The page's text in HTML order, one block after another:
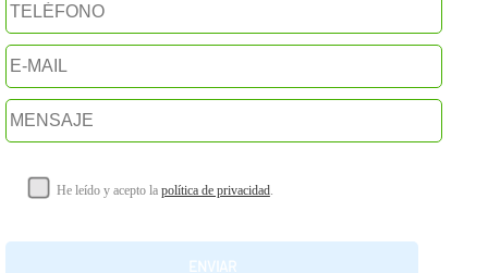
He leído y acepto la política de privacidad.